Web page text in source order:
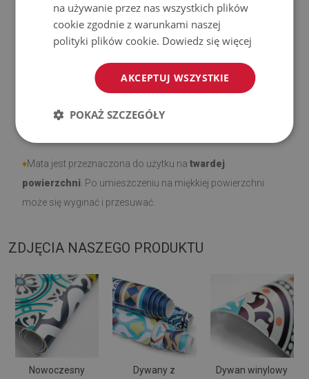
podlegają reklamacjom.
Jak dbać o produkt?
Czyść wilgotną szmatką —nie używaj silnych środków
♦Mata jest przeznaczona do użytku na twardej
powierzchni . Po umieszczeniu na miękkiej powierzchni
może się wyginać i przesuwać.
ZDJĘCIA NASZEGO PRODUKTU
Nowoczesny
Dywany z
Dywan winylowy
na używanie przez nas wszystkich plików
cookie zgodnie z warunkami naszej
polityki plików cookie. Dowiedz się więcej
AKCEPTUJ WSZYSTKIE
POKAŻ SZCZEGÓŁY